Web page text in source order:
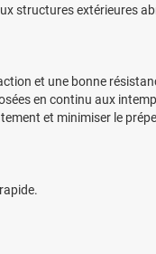
structures extérieures
et une bonne
en continu aux
et minimiser le